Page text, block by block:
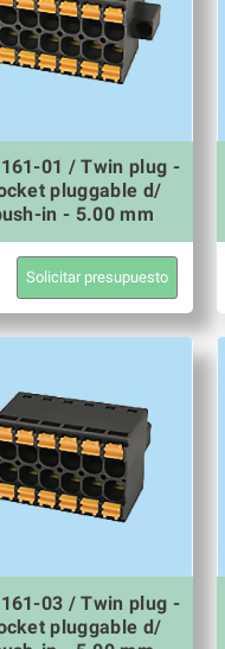
01 / Twin plug -
pluggable d/
in - 5.00 mm
Solicitar presupuesto
03 / Twin plug -
pluggable d/